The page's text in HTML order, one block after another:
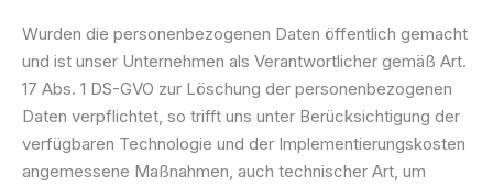
Wurden die personenbezogenen Daten öffentlich gemacht
und ist unser Unternehmen als Verantwortlicher gemäß Art.
17 Abs. 1 DS-GVO zur Löschung der personenbezogenen
Daten verpflichtet, so trifft uns unter Berücksichtigung der
verfügbaren Technologie und der Implementierungskosten
angemessene Maßnahmen, auch technischer Art, um